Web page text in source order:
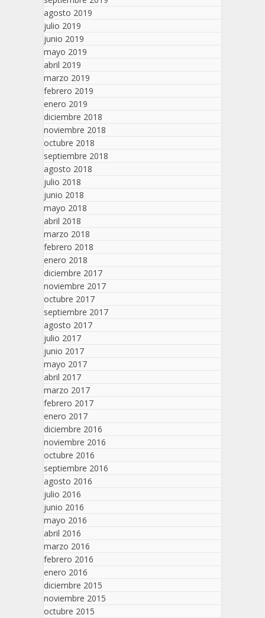
agosto 2019
julio 2019
junio 2019
mayo 2019
abril 2019
marzo 2019
febrero 2019
enero 2019
diciembre 2018
noviembre 2018
octubre 2018
septiembre 2018
agosto 2018
julio 2018
junio 2018
mayo 2018
abril 2018
marzo 2018
febrero 2018
enero 2018
diciembre 2017
noviembre 2017
octubre 2017
septiembre 2017
agosto 2017
julio 2017
junio 2017
mayo 2017
abril 2017
marzo 2017
febrero 2017
enero 2017
diciembre 2016
noviembre 2016
octubre 2016
septiembre 2016
agosto 2016
julio 2016
junio 2016
mayo 2016
abril 2016
marzo 2016
febrero 2016
enero 2016
diciembre 2015
noviembre 2015
octubre 2015